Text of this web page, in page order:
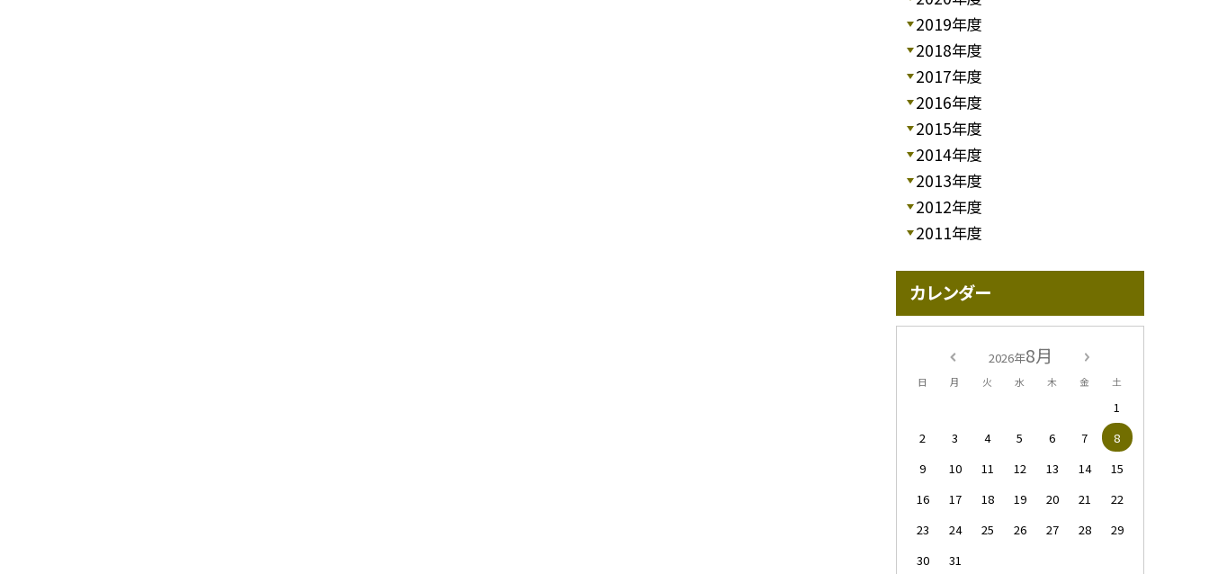
2019年度
2018年度
2017年度
2016年度
2015年度
2014年度
2013年度
2012年度
2011年度
カレンダー
2026年8月
日 月 火 水 木 金 土
1
2
3 4 5 6 7
8
9
10 11 12 13 14
15
16
17 18 19 20 21
22
23
24 25 26 27 28
29
30
31